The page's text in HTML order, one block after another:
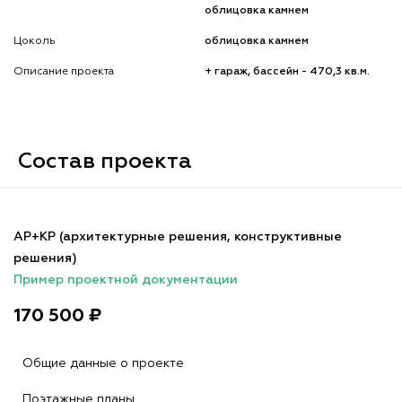
облицовка камнем
Цоколь облицовка камнем
Описание проекта + гараж, бассейн - 470,3 кв.м.
Состав проекта
АР+КР (архитектурные решения, конструктивные
решения)
Пример проектной документации
170 500 ₽
Общие данные о проекте
Поэтажные планы